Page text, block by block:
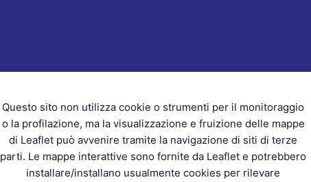
Questo sito non utilizza cookie o strumenti per il monitoraggio
o la profilazione, ma la visualizzazione e fruizione delle mappe
di Leaflet può avvenire tramite la navigazione di siti di terze
parti. Le mappe interattive sono fornite da Leaflet e potrebbero
installare/installano usualmente cookies per rilevare